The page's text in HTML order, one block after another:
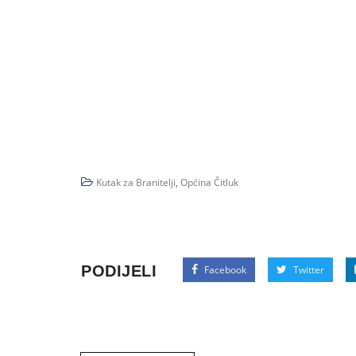
Kutak za Branitelji, Općina Čitluk
PODIJELI Facebook Twitter